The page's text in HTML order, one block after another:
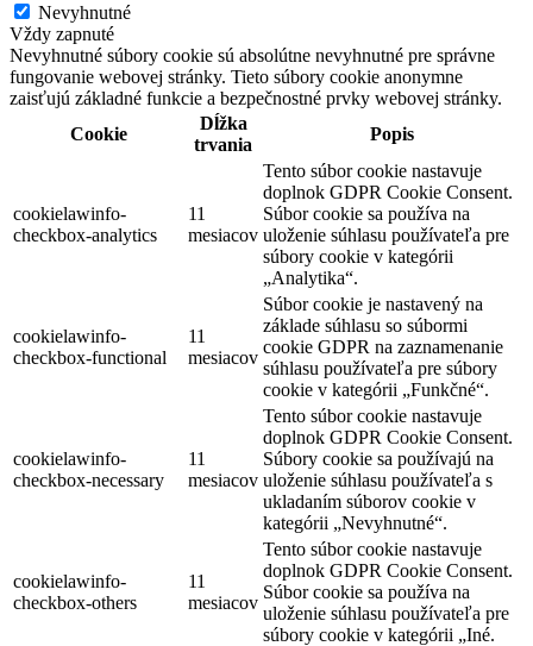
Nevyhnutné
Vždy zapnuté
Nevyhnutné súbory cookie sú absolútne nevyhnutné pre správne
fungovanie webovej stránky. Tieto súbory cookie anonymne
zaisťujú základné funkcie a bezpečnostné prvky webovej stránky.
Cookie
Dĺžka
trvania
Popis
cookielawinfo-
checkbox-analytics
11
mesiacov
Tento súbor cookie nastavuje
doplnok GDPR Cookie Consent.
Súbor cookie sa používa na
uloženie súhlasu používateľa pre
súbory cookie v kategórii
„Analytika“.
cookielawinfo-
checkbox-functional
11
mesiacov
Súbor cookie je nastavený na
základe súhlasu so súbormi
cookie GDPR na zaznamenanie
súhlasu používateľa pre súbory
cookie v kategórii „Funkčné“.
cookielawinfo-
checkbox-necessary
11
mesiacov
Tento súbor cookie nastavuje
doplnok GDPR Cookie Consent.
Súbory cookie sa používajú na
uloženie súhlasu používateľa s
ukladaním súborov cookie v
kategórii „Nevyhnutné“.
cookielawinfo-
checkbox-others
11
mesiacov
Tento súbor cookie nastavuje
doplnok GDPR Cookie Consent.
Súbor cookie sa používa na
uloženie súhlasu používateľa pre
súbory cookie v kategórii „Iné.